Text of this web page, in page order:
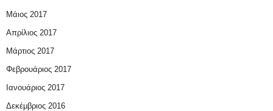
Μάιος 2017
Απρίλιος 2017
Μάρτιος 2017
Φεβρουάριος 2017
Ιανουάριος 2017
Δεκέμβριος 2016